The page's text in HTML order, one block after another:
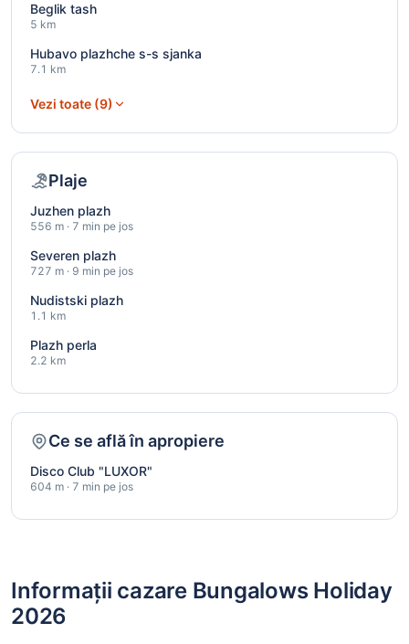
Beglik tash
5 km
Hubavo plazhche s-s sjanka
7.1 km
Vezi toate (9)
Plaje
Juzhen plazh
556 m · 7 min pe jos
Severen plazh
727 m · 9 min pe jos
Nudistski plazh
1.1 km
Plazh perla
2.2 km
Ce se află în apropiere
Disco Club "LUXOR"
604 m · 7 min pe jos
Informații cazare Bungalows Holiday
2026